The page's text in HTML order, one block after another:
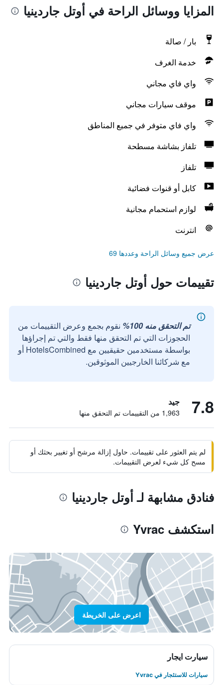
المزايا ووسائل الراحة في أوتل جاردينيا
بار / صالة
خدمة الغرف
واي فاي مجاني
موقف سيارات مجاني
واي فاي متوفر في جميع المناطق
تلفاز بشاشة مسطحة
تلفاز
كابل أو قنوات فضائية
لوازم استحمام مجانية
انترنت
عرض جميع وسائل الراحة وعددها 69
تقييمات حول أوتل جاردينيا
تم التحقق منه 100%
نقوم بجمع وعرض التقييمات من
الحجوزات التي تم التحقق منها فقط والتي تم إجراؤها
بواسطة مستخدمين حقيقيين مع HotelsCombined أو
مع شركائنا الخارجيين الموثوقين.
7.8 جيد
1,963 من التقييمات تم التحقق منها
لم يتم العثور على تقييمات. حاول إزالة مرشح أو تغيير بحثك أو
مسح كل شيء لعرض التقييمات.
فنادق مشابهة لـ أوتل جاردينيا
استكشف Yvrac
اعرض على الخريطة
سيارت ايجار
سيارات للاستئجار في Yvrac